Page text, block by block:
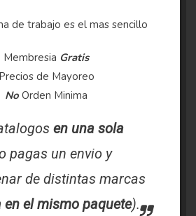
de trabajo es el mas sencillo
Membresia Gratis
Precios de Mayoreo
No Orden Minima
en una sola
pagas un envio y
de distintas marcas
en el mismo paquete).